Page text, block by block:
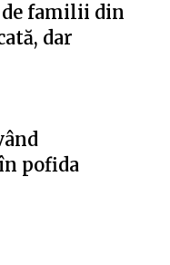
de familii din
dar
pofida